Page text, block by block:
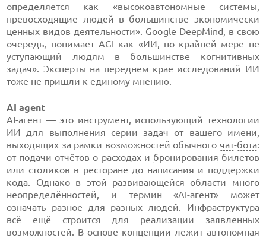
определяется как «высокоавтономные системы,
превосходящие людей в большинстве экономически
ценных видов деятельности». Google DeepMind, в свою
очередь, понимает AGI как «ИИ, по крайней мере не
уступающий людям в большинстве когнитивных
задач». Эксперты на переднем крае исследований ИИ
тоже не пришли к единому мнению.
AI agent
AI-агент — это инструмент, использующий технологии
ИИ для выполнения серии задач от вашего имени,
выходящих за рамки возможностей обычного чат-бота:
от подачи отчётов о расходах и бронирования билетов
или столиков в ресторане до написания и поддержки
кода. Однако в этой развивающейся области много
неопределённостей, и термин «AI-агент» может
означать разное для разных людей. Инфраструктура
всё ещё строится для реализации заявленных
возможностей. В основе концепции лежит автономная